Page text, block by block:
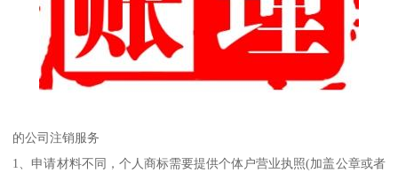
的公司注销服务
1、申请材料不同，个人商标需要提供个体户营业执照(加盖公章或者